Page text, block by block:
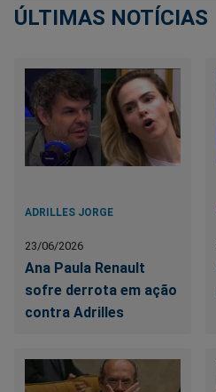
ÚLTIMAS NOTÍCIAS
ADRILLES JORGE
23/06/2026
Ana Paula Renault
sofre derrota em ação
contra Adrilles